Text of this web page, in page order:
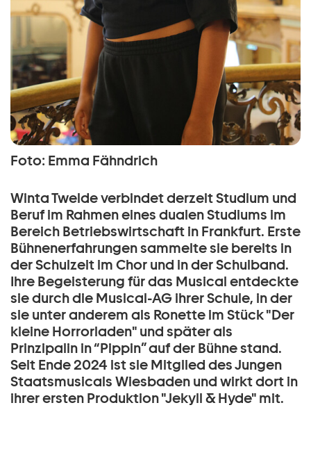
Foto: Emma Fähndrich
Winta Twelde verbindet derzeit Studium und
Beruf im Rahmen eines dualen Studiums im
Bereich Betriebswirtschaft in Frankfurt. Erste
Bühnenerfahrungen sammelte sie bereits in
der Schulzeit im Chor und in der Schulband.
Ihre Begeisterung für das Musical entdeckte
sie durch die Musical-AG ihrer Schule, in der
sie unter anderem als Ronette im Stück "Der
kleine Horrorladen" und später als
Prinzipalin in “Pippin” auf der Bühne stand.
Seit Ende 2024 ist sie Mitglied des Jungen
Staatsmusicals Wiesbaden und wirkt dort in
ihrer ersten Produktion "Jekyll & Hyde" mit.